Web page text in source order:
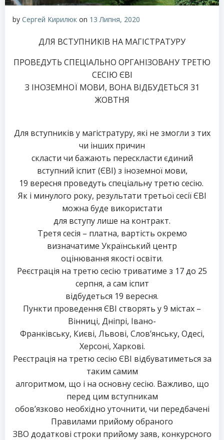
by Сергей Кирилюк on 13 Липня, 2020
ДЛЯ ВСТУПНИКІВ НА МАГІСТРАТУРУ
ПРОВЕДУТЬ СПЕЦІАЛЬНО ОРГАНІЗОВАНУ ТРЕТЮ
СЕСІЮ ЄВІ
З ІНОЗЕМНОЇ МОВИ, ВОНА ВІДБУДЕТЬСЯ 31
ЖОВТНЯ
Для вступників у магістратуру, які не змогли з тих
чи інших причин
скласти чи бажають перескласти єдиний
вступний іспит (ЄВІ) з іноземної мови,
19 вересня проведуть спеціальну третю сесію.
Як і минулого року, результати третьої сесії ЄВІ
можна буде використати
для вступу лише на контракт.
Третя сесія – платна, вартість окремо
визначатиме Український центр
оцінювання якості освіти.
Реєстрація на третю сесію триватиме з 17 до 25
серпня, а сам іспит
відбудеться 19 вересня.
Пункти проведення ЄВІ створять у 9 містах –
Вінниці, Дніпрі, Івано-
Франківську, Києві, Львові, Слов’янську, Одесі,
Херсоні, Харкові.
Реєстрація на третю сесію ЄВІ відбуватиметься за
таким самим
алгоритмом, що і на основну сесію. Важливо, що
перед цим вступникам
обов’язково необхідно уточнити, чи передбачені
Правилами прийому обраного
ЗВО додаткові строки прийому заяв, конкурсного